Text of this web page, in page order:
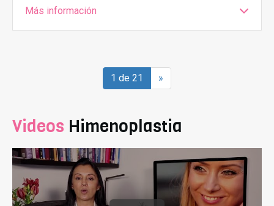
Más información
1 de 21 »
Videos Himenoplastia